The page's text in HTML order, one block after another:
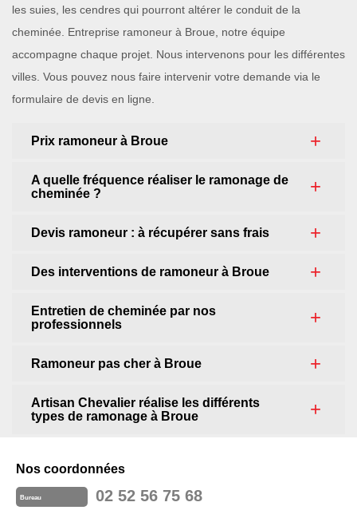
les suies, les cendres qui pourront altérer le conduit de la
cheminée. Entreprise ramoneur à Broue, notre équipe
accompagne chaque projet. Nous intervenons pour les différentes
villes. Vous pouvez nous faire intervenir votre demande via le
formulaire de devis en ligne.
Prix ramoneur à Broue
A quelle fréquence réaliser le ramonage de
cheminée ?
Devis ramoneur : à récupérer sans frais
Des interventions de ramoneur à Broue
Entretien de cheminée par nos
professionnels
Ramoneur pas cher à Broue
Artisan Chevalier réalise les différents
types de ramonage à Broue
Nos coordonnées
Bureau 02 52 56 75 68